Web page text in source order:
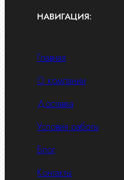
НАВИГАЦИЯ:
Главная
О компании
Доставка
Условия работы
Блог
Контакты